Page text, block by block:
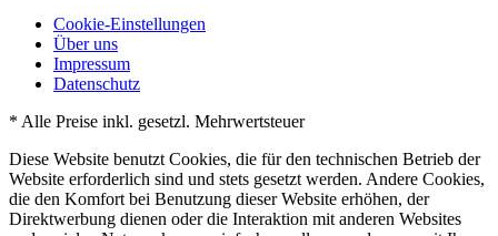
Cookie-Einstellungen
Über uns
Impressum
Datenschutz
* Alle Preise inkl. gesetzl. Mehrwertsteuer
Diese Website benutzt Cookies, die für den technischen Betrieb der
Website erforderlich sind und stets gesetzt werden. Andere Cookies,
die den Komfort bei Benutzung dieser Website erhöhen, der
Direktwerbung dienen oder die Interaktion mit anderen Websites